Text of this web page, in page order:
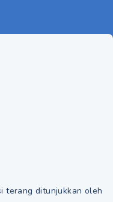
terang ditunjukkan oleh